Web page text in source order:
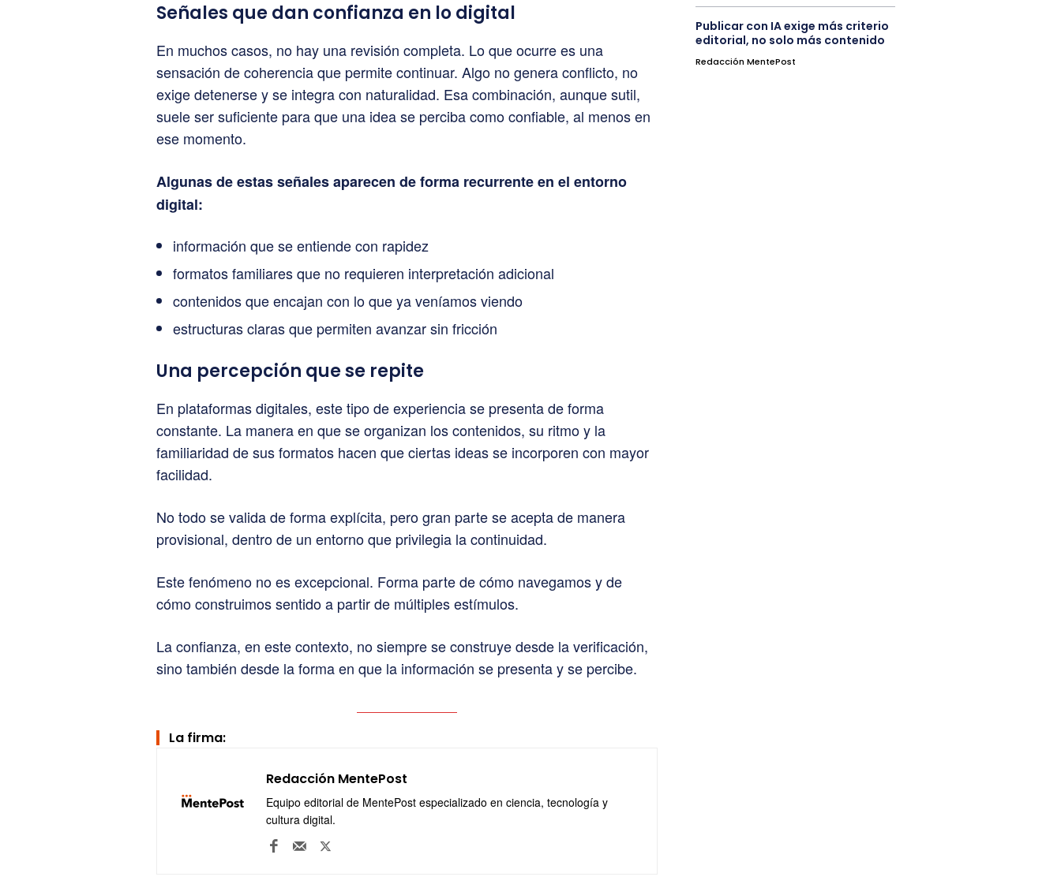
Señales que dan confianza en lo digital
En muchos casos, no hay una revisión completa. Lo que ocurre es una
sensación de coherencia que permite continuar. Algo no genera conflicto, no
exige detenerse y se integra con naturalidad. Esa combinación, aunque sutil,
suele ser suficiente para que una idea se perciba como confiable, al menos en
ese momento.
Algunas de estas señales aparecen de forma recurrente en el entorno
digital:
información que se entiende con rapidez
formatos familiares que no requieren interpretación adicional
contenidos que encajan con lo que ya veníamos viendo
estructuras claras que permiten avanzar sin fricción
Una percepción que se repite
En plataformas digitales, este tipo de experiencia se presenta de forma
constante. La manera en que se organizan los contenidos, su ritmo y la
familiaridad de sus formatos hacen que ciertas ideas se incorporen con mayor
facilidad.
No todo se valida de forma explícita, pero gran parte se acepta de manera
provisional, dentro de un entorno que privilegia la continuidad.
Este fenómeno no es excepcional. Forma parte de cómo navegamos y de
cómo construimos sentido a partir de múltiples estímulos.
La confianza, en este contexto, no siempre se construye desde la verificación,
sino también desde la forma en que la información se presenta y se percibe.
La firma:
Redacción MentePost
Equipo editorial de MentePost especializado en ciencia, tecnología y
cultura digital.
Publicar con IA exige más criterio
editorial, no solo más contenido
Redacción MentePost